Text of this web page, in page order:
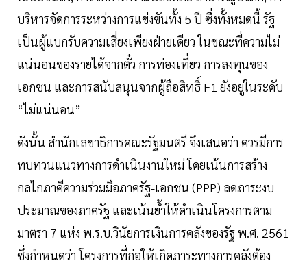
บริหารจัดการระหว่างการแข่งขันทั้ง 5 ปี ซึ่งทั้งหมดนี้ รัฐ
เป็นผู้แบกรับความเสี่ยงเพียงฝ่ายเดียว ในขณะที่ความไม่
แน่นอนของรายได้จากตั๋ว การท่องเที่ยว การลงทุนของ
เอกชน และการสนับสนุนจากผู้ถือสิทธิ์ F1 ยังอยู่ในระดับ
“ไม่แน่นอน”
ดังนั้น สำนักเลขาธิการคณะรัฐมนตรี จึงเสนอว่า ควรมีการ
ทบทวนแนวทางการดำเนินงานใหม่ โดยเน้นการสร้าง
กลไกภาคีความร่วมมือภาครัฐ-เอกชน (PPP) ลดภาระงบ
ประมาณของภาครัฐ และเน้นย้ำให้ดำเนินโครงการตาม
มาตรา 7 แห่ง พ.ร.บ.วินัยการเงินการคลังของรัฐ พ.ศ. 2561
ซึ่งกำหนดว่า โครงการที่ก่อให้เกิดภาระทางการคลังต้อง